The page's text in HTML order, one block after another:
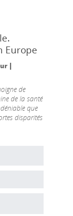
Europe
|
de
de la santé
que
disparités